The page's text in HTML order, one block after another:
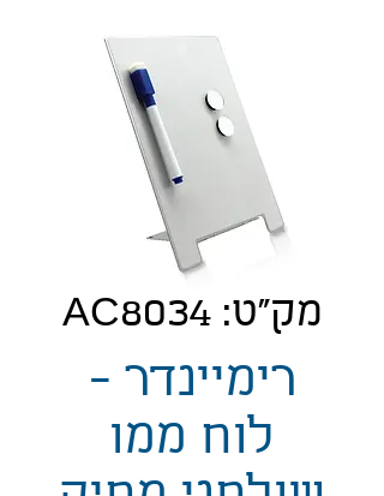
מק"ט: AC8034
רימיינדר -
לוח ממו